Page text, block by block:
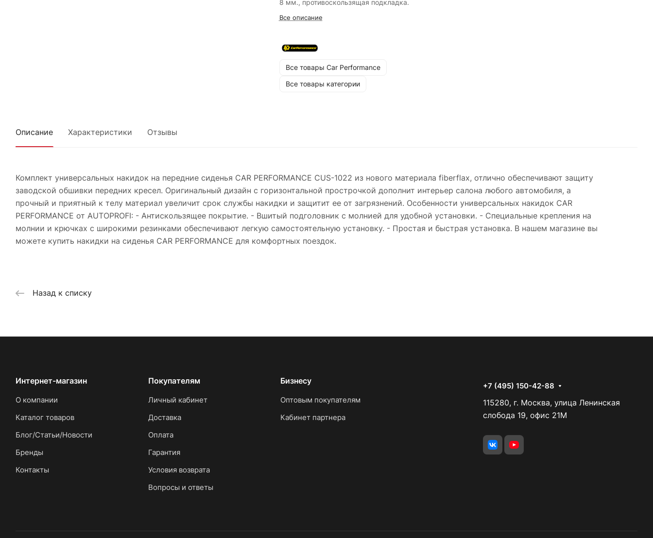
8 мм., противоскользящая подкладка.
Все описание
Все товары Car Performance
Все товары категории
Описание Характеристики Отзывы
Комплект универсальных накидок на передние сиденья CAR PERFORMANCE CUS-1022 из нового материала fiberflax, отлично обеспечивают защиту
заводской обшивки передних кресел. Оригинальный дизайн с горизонтальной прострочкой дополнит интерьер салона любого автомобиля, а
прочный и приятный к телу материал увеличит срок службы накидки и защитит ее от загрязнений. Особенности универсальных накидок CAR
PERFORMANCE от AUTOPROFI: - Антискользящее покрытие. - Вшитый подголовник с молнией для удобной установки. - Специальные крепления на
молнии и крючках с широкими резинками обеспечивают легкую самостоятельную установку. - Простая и быстрая установка. В нашем магазине вы
можете купить накидки на сиденья CAR PERFORMANCE для комфортных поездок.
Назад к списку
Интернет-магазин
О компании
Каталог товаров
Блог/Статьи/Новости
Бренды
Контакты
Покупателям
Личный кабинет
Доставка
Оплата
Гарантия
Условия возврата
Вопросы и ответы
Бизнесу
Оптовым покупателям
Кабинет партнера
+7 (495) 150-42-88
115280, г. Москва, улица Ленинская
слобода 19, офис 21М